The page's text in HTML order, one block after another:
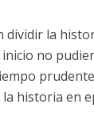
dividir la
no
historia en